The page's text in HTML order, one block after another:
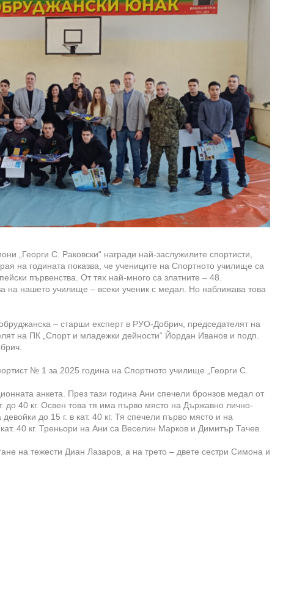
„Георги С. Раковски“ награди най-заслужилите спортисти,
на годината показва, че учениците на Спортното училище са
първенства. От тях най-много са златните – 48.
на нашето училище – всеки ученик с медал. Но наближава това
– старши експерт в РУО-Добрич, председателят на
на ПК „Спорт и младежки дейности“ Йордан Иванов и подп.
№ 1 за 2025 година на Спортното училище „Георги С.
анкета. През тази година Ани спечели бронзов медал от
до 40 кг. Освен това тя има първо място на Държавно лично-
до 15 г. в кат. 40 кг. Тя спечели първо място и на
40 кг. Треньори на Ани са Веселин Марков и Димитър Тачев.
на тежести Диан Лазаров, а на трето – двете сестри Симона и